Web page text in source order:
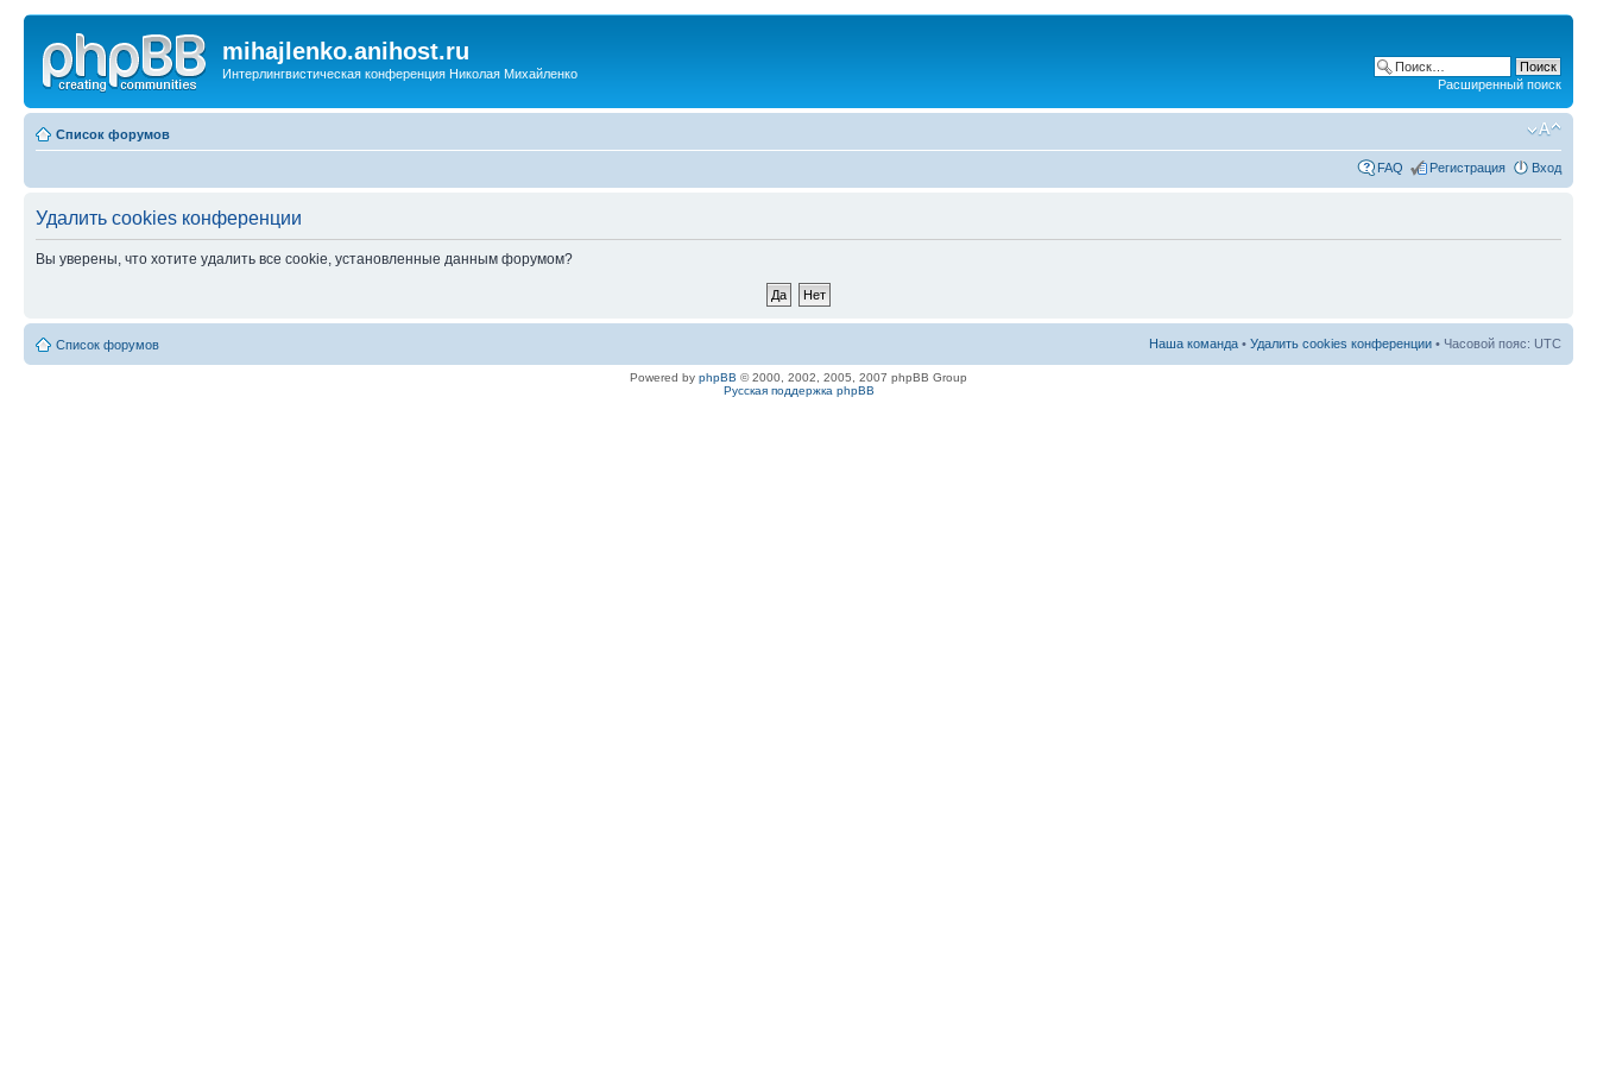
mihajlenko.anihost.ru
Интерлингвистическая конференция Николая Михайленко
Расширенный поиск
Список форумов
FAQ Регистрация Вход
Удалить cookies конференции
Вы уверены, что хотите удалить все cookie, установленные данным форумом?
Список форумов Наша команда • Удалить cookies конференции • Часовой пояс: UTC
Powered by phpBB © 2000, 2002, 2005, 2007 phpBB Group
Русская поддержка phpBB